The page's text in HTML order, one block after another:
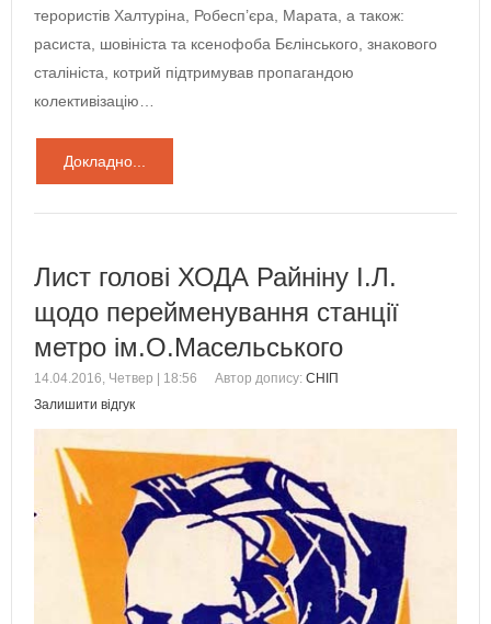
терористів Халтуріна, Робесп’єра, Марата, а також:
расиста, шовініста та ксенофоба Бєлінського, знакового
сталініста, котрий підтримував пропагандою
колективізацію…
Докладно...
Лист голові ХОДА Райніну І.Л.
щодо перейменування станції
метро ім.О.Масельського
14.04.2016, Четвер | 18:56 Автор допису: СНІП
Залишити відгук